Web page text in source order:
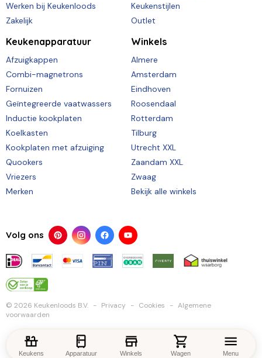
Keukens Apparatuur Winkels Wagen Menu
Werken bij Keukenloods
Zakelijk
Keukenstijlen
Outlet
Keukenapparatuur
Afzuigkappen
Combi-magnetrons
Fornuizen
Geïntegreerde vaatwassers
Inductie kookplaten
Koelkasten
Kookplaten met afzuiging
Quookers
Vriezers
Merken
Winkels
Almere
Amsterdam
Eindhoven
Roosendaal
Rotterdam
Tilburg
Utrecht XXL
Zaandam XXL
Zwaag
Bekijk alle winkels
Volg ons
© 2026 Keukenloods B.V. Privacy Cookies
Algemene
voorwaarden